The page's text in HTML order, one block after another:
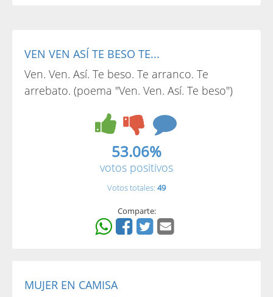
VEN VEN ASÍ TE BESO TE...
Ven. Ven. Así. Te beso. Te arranco. Te
arrebato. (poema "Ven. Ven. Así. Te beso")
53.06%
votos positivos
Votos totales: 49
Comparte:
MUJER EN CAMISA